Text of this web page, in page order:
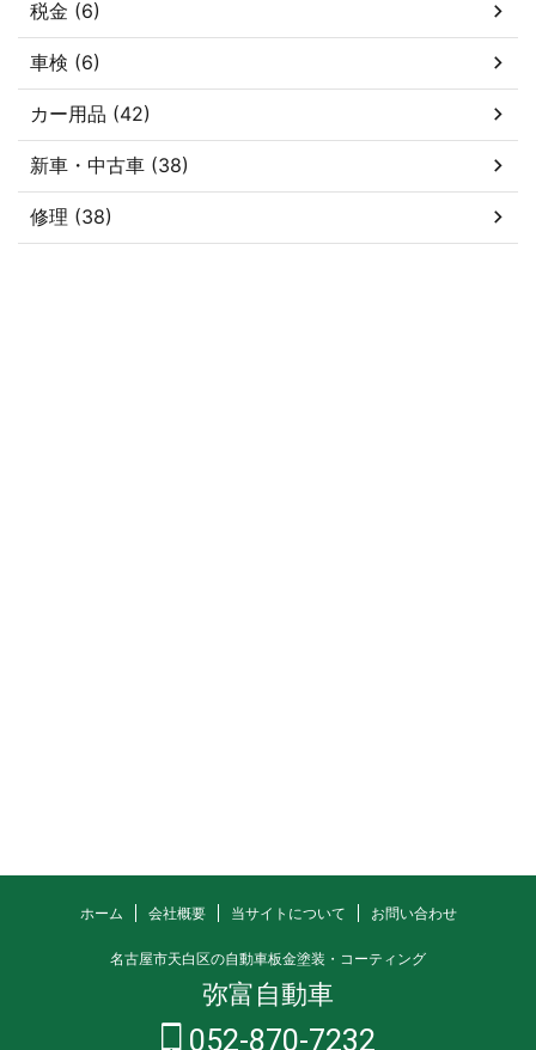
税金 (6)
車検 (6)
カー用品 (42)
新車・中古車 (38)
修理 (38)
ホーム 会社概要 当サイトについて お問い合わせ
名古屋市天白区の自動車板金塗装・コーティング
弥富自動車
052-870-7232